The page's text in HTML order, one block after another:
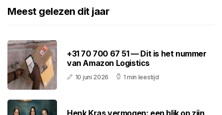
Meest gelezen dit jaar
+31 70 700 67 51 — Dit is het nummer
van Amazon Logistics
10 juni 2026 1 min leestijd